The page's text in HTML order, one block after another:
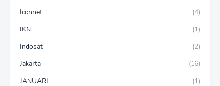
Iconnet
(4)
IKN
(1)
Indosat
(2)
Jakarta
(16)
JANUARI
(1)